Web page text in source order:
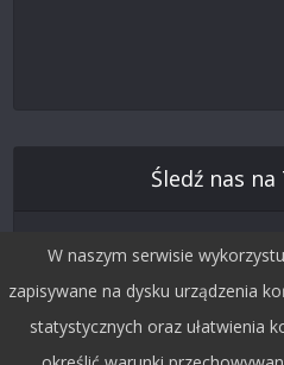
Śledź nas
W naszym serwisie
zapisywane na dysku urządzenia
statystycznych oraz ułatwienia